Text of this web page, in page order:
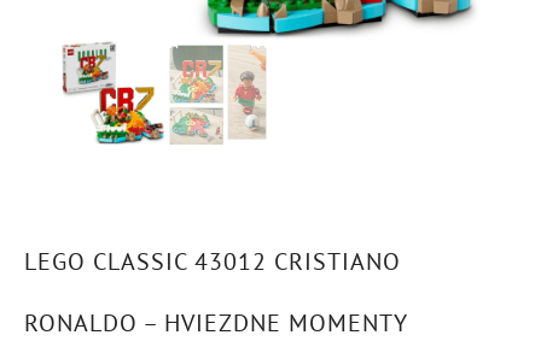
LEGO CLASSIC 43012 CRISTIANO
RONALDO – HVIEZDNE MOMENTY